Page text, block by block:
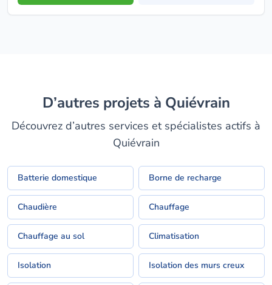
D’autres projets à Quiévrain
Découvrez d’autres services et spécialistes actifs à
Quiévrain
Batterie domestique Borne de recharge
Chaudière Chauffage
Chauffage au sol Climatisation
Isolation Isolation des murs creux